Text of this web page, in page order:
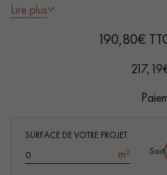
VOUS AVEZ
Nos experts sont à votre
pas dans le choix et la
- Lames Largeur 9,3 cm
- Choix Sélect - grain régulier
Lire plus
190,80€
SURFACE DE VOTRE PROJET
m² Soit